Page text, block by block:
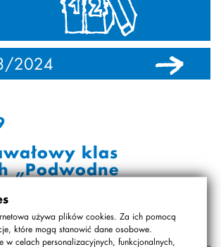
używa plików cookies. Za ich pomocą
które mogą stanowić dane osobowe.
w celach personalizacyjnych, funkcjonalnych,
2024 2022/2023
klas
„Podwodne
w pięknie udekorowanej sali, odbył
Karnawałowy.